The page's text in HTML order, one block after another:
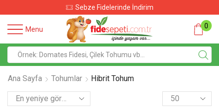
Sebze Fidelerinde İndirim
Menu 0
Ana Sayfa Tohumlar Hibrit Tohum